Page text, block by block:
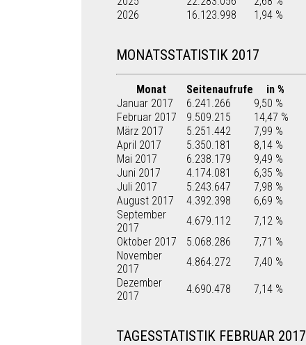
2026
16.123.998 1,94 %
MONATSSTATISTIK 2017
Monat Seitenaufrufe in %
Januar 2017
6.241.266 9,50 %
Februar 2017
9.509.215 14,47 %
März 2017
5.251.442 7,99 %
April 2017
5.350.181 8,14 %
Mai 2017
6.238.179 9,49 %
Juni 2017
4.174.081 6,35 %
Juli 2017
5.243.647 7,98 %
August 2017
4.392.398 6,69 %
September
2017
4.679.112 7,12 %
Oktober 2017
5.068.286 7,71 %
November
2017
4.864.272 7,40 %
Dezember
2017
4.690.478 7,14 %
TAGESSTATISTIK FEBRUAR 2017